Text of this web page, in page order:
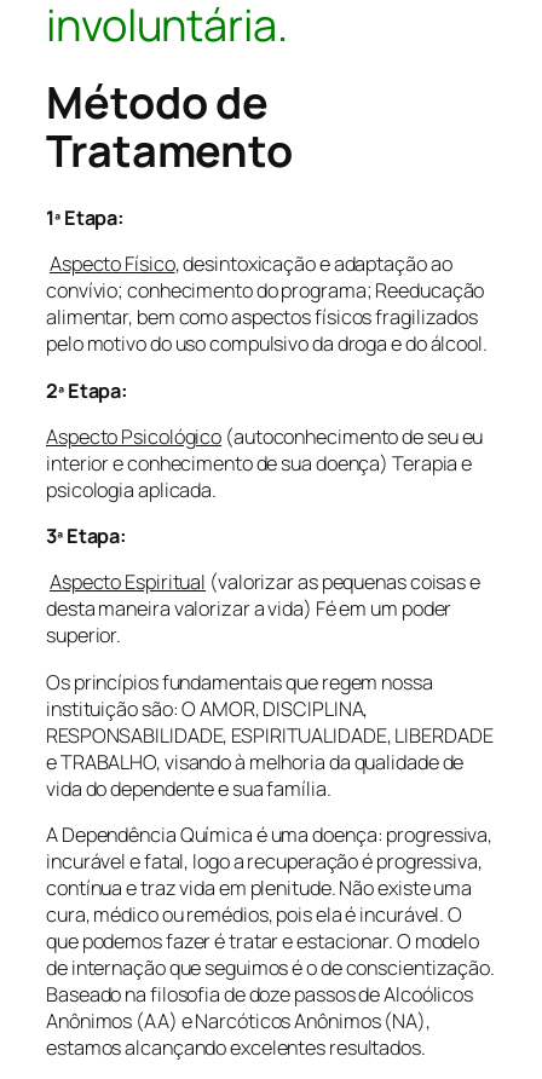
involuntária.
Método de
Tratamento
1ª Etapa:
Aspecto Físico, desintoxicação e adaptação ao
convívio; conhecimento do programa; Reeducação
alimentar, bem como aspectos físicos fragilizados
pelo motivo do uso compulsivo da droga e do álcool.
2ª Etapa:
Aspecto Psicológico (autoconhecimento de seu eu
interior e conhecimento de sua doença) Terapia e
psicologia aplicada.
3ª Etapa:
Aspecto Espiritual (valorizar as pequenas coisas e
desta maneira valorizar a vida) Fé em um poder
superior.
Os princípios fundamentais que regem nossa
instituição são: O AMOR, DISCIPLINA,
RESPONSABILIDADE, ESPIRITUALIDADE, LIBERDADE
e TRABALHO, visando à melhoria da qualidade de
vida do dependente e sua família.
A Dependência Química é uma doença: progressiva,
incurável e fatal, logo a recuperação é progressiva,
contínua e traz vida em plenitude. Não existe uma
cura, médico ou remédios, pois ela é incurável. O
que podemos fazer é tratar e estacionar. O modelo
de internação que seguimos é o de conscientização.
Baseado na filosofia de doze passos de Alcoólicos
Anônimos (AA) e Narcóticos Anônimos (NA),
estamos alcançando excelentes resultados.